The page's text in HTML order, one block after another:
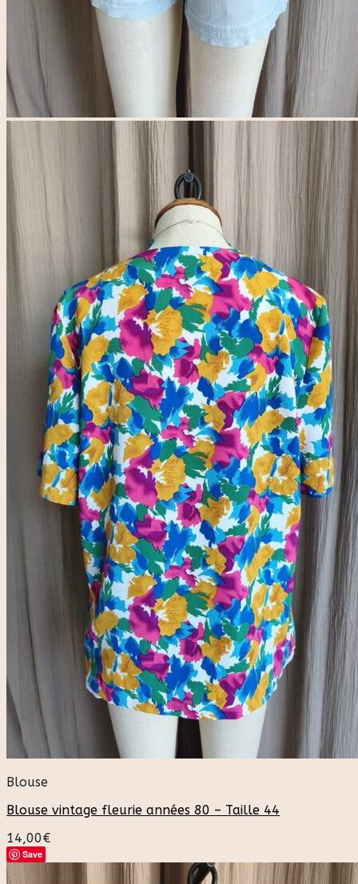
Blouse
Blouse vintage fleurie années 80 – Taille 44
14,00€
Save